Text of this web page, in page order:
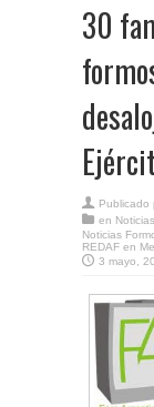
30
Publicado
en Noticias
Noticias
REDAF en
3 mayo,